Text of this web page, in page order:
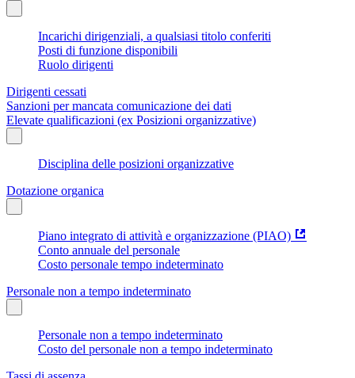
Incarichi dirigenziali, a qualsiasi titolo conferiti
Posti di funzione disponibili
Ruolo dirigenti
Dirigenti cessati
Sanzioni per mancata comunicazione dei dati
Elevate qualificazioni (ex Posizioni organizzative)
Disciplina delle posizioni organizzative
Dotazione organica
Piano integrato di attività e organizzazione (PIAO)
Conto annuale del personale
Costo personale tempo indeterminato
Personale non a tempo indeterminato
Personale non a tempo indeterminato
Costo del personale non a tempo indeterminato